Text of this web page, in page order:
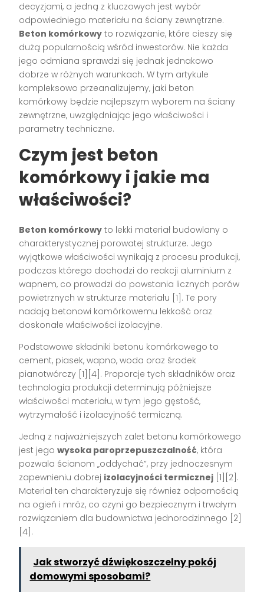
decyzjami, a jedną z kluczowych jest wybór
odpowiedniego materiału na ściany zewnętrzne.
Beton komórkowy to rozwiązanie, które cieszy się
dużą popularnością wśród inwestorów. Nie każda
jego odmiana sprawdzi się jednak jednakowo
dobrze w różnych warunkach. W tym artykule
kompleksowo przeanalizujemy, jaki beton
komórkowy będzie najlepszym wyborem na ściany
zewnętrzne, uwzględniając jego właściwości i
parametry techniczne.
Czym jest beton
komórkowy i jakie ma
właściwości?
Beton komórkowy to lekki materiał budowlany o
charakterystycznej porowatej strukturze. Jego
wyjątkowe właściwości wynikają z procesu produkcji,
podczas którego dochodzi do reakcji aluminium z
wapnem, co prowadzi do powstania licznych porów
powietrznych w strukturze materiału [1]. Te pory
nadają betonowi komórkowemu lekkość oraz
doskonałe właściwości izolacyjne.
Podstawowe składniki betonu komórkowego to
cement, piasek, wapno, woda oraz środek
pianotwórczy [1][4]. Proporcje tych składników oraz
technologia produkcji determinują późniejsze
właściwości materiału, w tym jego gęstość,
wytrzymałość i izolacyjność termiczną.
Jedną z najważniejszych zalet betonu komórkowego
jest jegowysoka paroprzepuszczalność, która
pozwala ścianom „oddychać”, przy jednoczesnym
zapewnieniu dobrej izolacyjności termicznej [1][2].
Materiał ten charakteryzuje się również odpornością
na ogień i mróz, co czyni go bezpiecznym i trwałym
rozwiązaniem dla budownictwa jednorodzinnego [2]
[4].
Jak stworzyć dźwiękoszczelny pokój
domowymi sposobami?